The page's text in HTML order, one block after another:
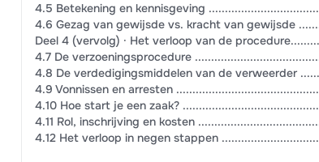
4.5 Betekening en kennisgeving
4.6 Gezag van gewijsde vs. kracht van gewijsde
Deel 4 (vervolg) · Het verloop van de
4.7 De verzoeningsprocedure
4.8 De verdedigingsmiddelen van de verweerder
4.9 Vonnissen en arresten
4.10 Hoe start je een zaak?
4.11 Rol, inschrijving en kosten
4.12 Het verloop in negen stappen